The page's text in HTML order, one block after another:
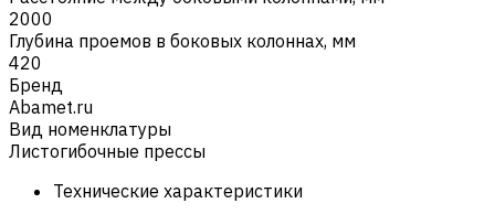
2000
Глубина проемов в боковых колоннах, мм
420
Бренд
Abamet.ru
Вид номенклатуры
Листогибочные прессы
Технические характеристики